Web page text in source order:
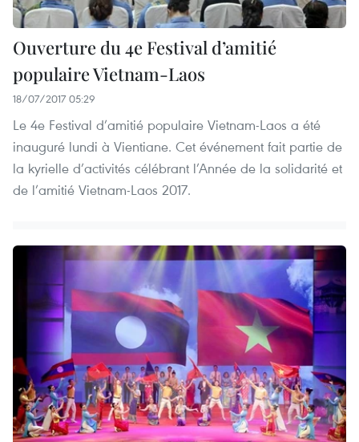
Ouverture du 4e Festival d’amitié
populaire Vietnam-Laos
18/07/2017 05:29
Le 4e Festival d’amitié populaire Vietnam-Laos a été
inauguré lundi à Vientiane. Cet événement fait partie de
la kyrielle d’activités célébrant l’Année de la solidarité et
de l’amitié Vietnam-Laos 2017.